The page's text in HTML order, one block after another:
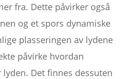
fra. Dette påvirker også
og et spors dynamiske
plasseringen av lydene
påvirke hvordan
Det finnes dessuten